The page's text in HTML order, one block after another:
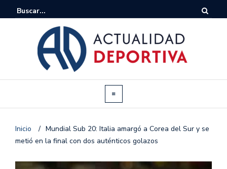
Inicio / Mundial Sub 20: Italia amargó a Corea del Sur y se
metió en la final con dos auténticos golazos